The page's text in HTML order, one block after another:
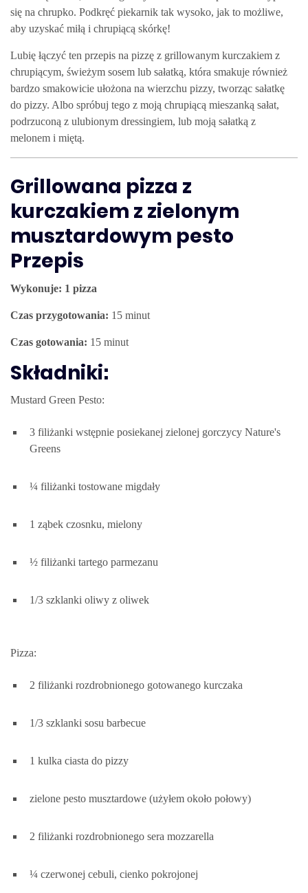
się na chrupko. Podkręć piekarnik tak wysoko, jak to możliwe,
aby uzyskać miłą i chrupiącą skórkę!
Lubię łączyć ten przepis na pizzę z grillowanym kurczakiem z
chrupiącym, świeżym sosem lub sałatką, która smakuje również
bardzo smakowicie ułożona na wierzchu pizzy, tworząc sałatkę
do pizzy. Albo spróbuj tego z moją chrupiącą mieszanką sałat,
podrzuconą z ulubionym dressingiem, lub moją sałatką z
melonem i miętą.
Grillowana pizza z
kurczakiem z zielonym
musztardowym pesto
Przepis
Wykonuje: 1 pizza
Czas przygotowania: 15 minut
Czas gotowania: 15 minut
Składniki:
Mustard Green Pesto:
3 filiżanki wstępnie posiekanej zielonej gorczycy Nature's
Greens
¼ filiżanki tostowane migdały
1 ząbek czosnku, mielony
½ filiżanki tartego parmezanu
1/3 szklanki oliwy z oliwek
Pizza:
2 filiżanki rozdrobnionego gotowanego kurczaka
1/3 szklanki sosu barbecue
1 kulka ciasta do pizzy
zielone pesto musztardowe (użyłem około połowy)
2 filiżanki rozdrobnionego sera mozzarella
¼ czerwonej cebuli, cienko pokrojonej